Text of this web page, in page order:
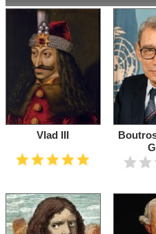
Vlad III